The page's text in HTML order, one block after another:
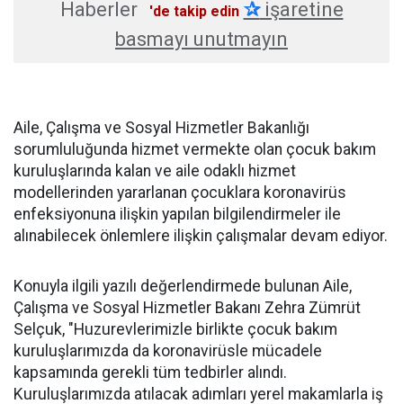
Haberler
'de takip edin ✰işaretine
basmayı unutmayın
Aile, Çalışma ve Sosyal Hizmetler Bakanlığı
sorumluluğunda hizmet vermekte olan çocuk bakım
kuruluşlarında kalan ve aile odaklı hizmet
modellerinden yararlanan çocuklara koronavirüs
enfeksiyonuna ilişkin yapılan bilgilendirmeler ile
alınabilecek önlemlere ilişkin çalışmalar devam ediyor.
Konuyla ilgili yazılı değerlendirmede bulunan Aile,
Çalışma ve Sosyal Hizmetler Bakanı Zehra Zümrüt
Selçuk, "Huzurevlerimizle birlikte çocuk bakım
kuruluşlarımızda da koronavirüsle mücadele
kapsamında gerekli tüm tedbirler alındı.
Kuruluşlarımızda atılacak adımları yerel makamlarla iş